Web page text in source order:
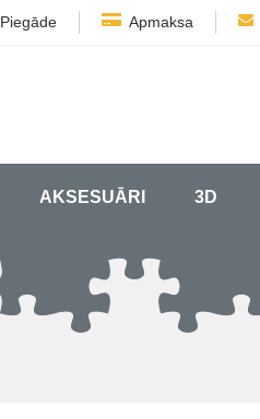
Piegāde Apmaksa
AKSESUĀRI 3D